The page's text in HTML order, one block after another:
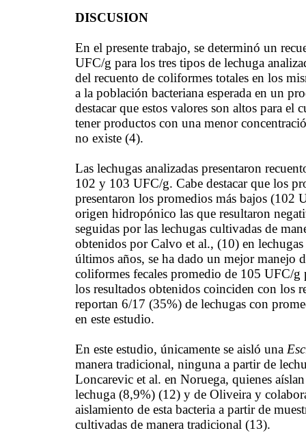
DISCUSION
En el presente trabajo, se determinó un
UFC/g para los tres tipos de lechuga
del recuento de coliformes totales en los
a la población bacteriana esperada en un
destacar que estos valores son altos para
tener productos con una menor
no existe (4).
Las lechugas analizadas presentaron
102 y 103 UFC/g. Cabe destacar que los
presentaron los promedios más bajos (102
origen hidropónico las que resultaron
seguidas por las lechugas cultivadas de
obtenidos por Calvo et al., (10) en
últimos años, se ha dado un mejor manejo
coliformes fecales promedio de 105 UFC/g
los resultados obtenidos coinciden con los
reportan 6/17 (35%) de lechugas con
en este estudio.
En este estudio, únicamente se aisló una
manera tradicional, ninguna a partir de
Loncarevic et al. en Noruega, quienes
lechuga (8,9%) (12) y de Oliveira y
aislamiento de esta bacteria a partir de
cultivadas de manera tradicional (13).